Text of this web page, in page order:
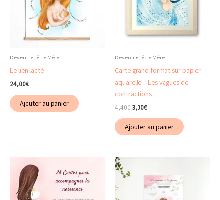
Devenir et être Mère
Le lien lacté
24,00€
Ajouter au panier
Devenir et être Mère
Carte grand format sur papier
aquarelle – Les vagues de
contractions
4,40€ Le
initial
était :
3,00€Le
est :
Ajouter au panier